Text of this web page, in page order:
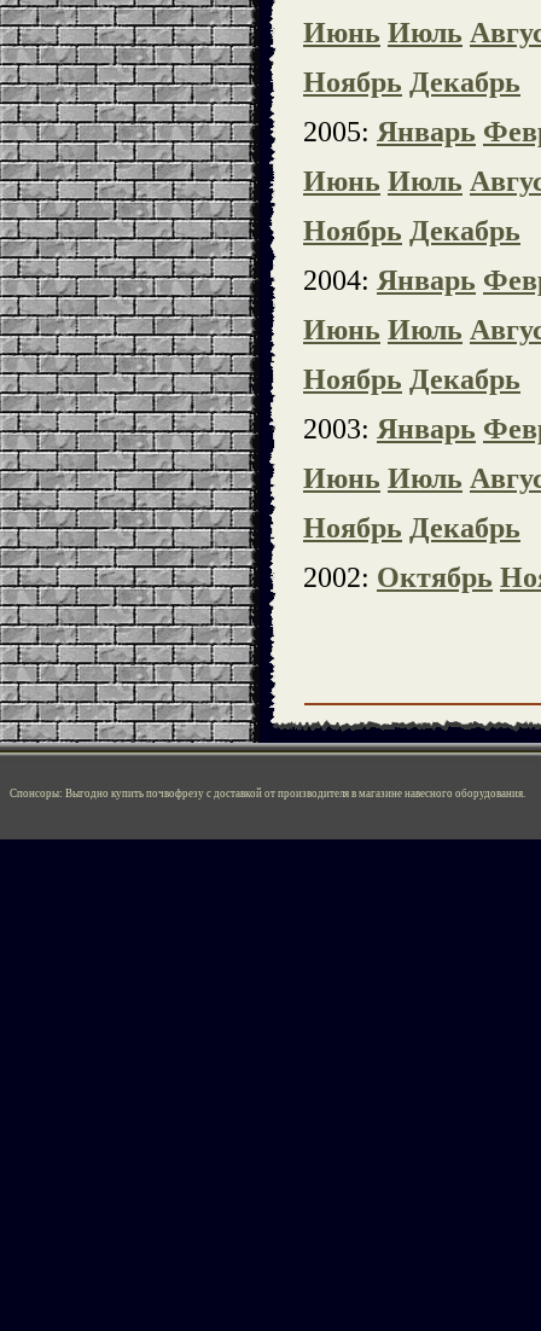
Июнь Июль
Ноябрь Декабрь
2005: Январь
Июнь Июль
Ноябрь Декабрь
2004: Январь
Июнь Июль
Ноябрь Декабрь
2003: Январь
Июнь Июль
Ноябрь Декабрь
2002: Октябрь
Спонсоры: Выгодно купить почвофрезу с доставкой от производителя в магазине навесного оборудования.